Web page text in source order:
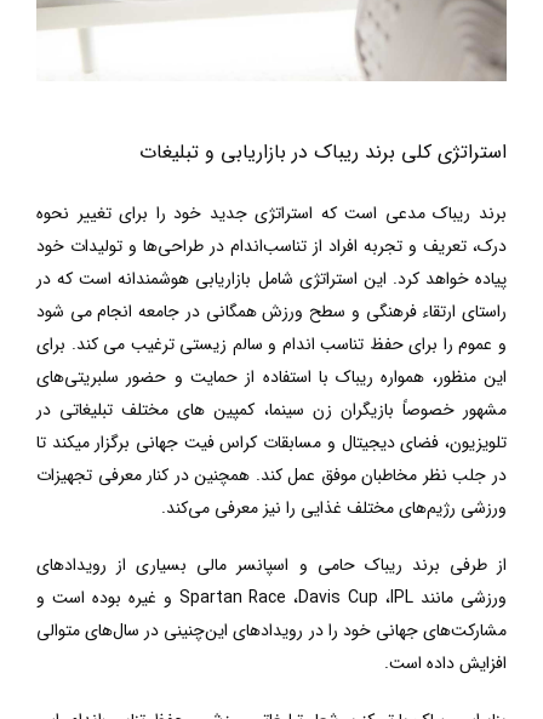
استراتژی کلی برند ریباک در بازاریابی و تبلیغات
برند ریباک مدعی است که استراتژی جدید خود را برای تغییر نحوه
درک، تعریف و تجربه افراد از تناسب‌اندام در طراحی‌ها و تولیدات خود
پیاده خواهد کرد. این استراتژی شامل بازاریابی هوشمندانه است که در
راستای ارتقاء فرهنگی و سطح ورزش همگانی در جامعه انجام می شود
و عموم را برای حفظ تناسب اندام و سالم زیستی ترغیب می کند. برای
این منظور، همواره ریباک با استفاده از حمایت و حضور سلبریتی‌های
مشهور خصوصاً بازیگران زن سینما، کمپین های مختلف تبلیغاتی در
تلویزیون، فضای دیجیتال و مسابقات کراس فیت جهانی برگزار میکند تا
در جلب نظر مخاطبان موفق عمل کند. همچنین در کنار معرفی تجهیزات
ورزشی رژیم‌های مختلف غذایی را نیز معرفی می‌کند.
از طرفی برند ریباک حامی و اسپانسر مالی بسیاری از رویدادهای
ورزشی مانند IPL، Davis Cup، Spartan Race و غیره بوده است و
مشارکت‌های جهانی خود را در رویدادهای این‌چنینی در سال‌های متوالی
افزایش داده است.